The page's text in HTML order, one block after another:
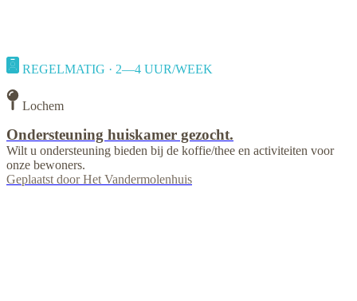
REGELMATIG · 2—4 UUR/WEEK
Lochem
Ondersteuning huiskamer gezocht.
Wilt u ondersteuning bieden bij de koffie/thee en activiteiten voor
onze bewoners.
Geplaatst door Het Vandermolenhuis